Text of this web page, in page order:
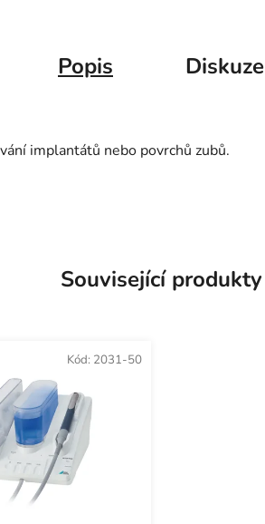
Popis Diskuze
implantátů nebo povrchů zubů.
Související produkty
Kód: 2031-50